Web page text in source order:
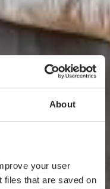
About
your user
files that are saved on